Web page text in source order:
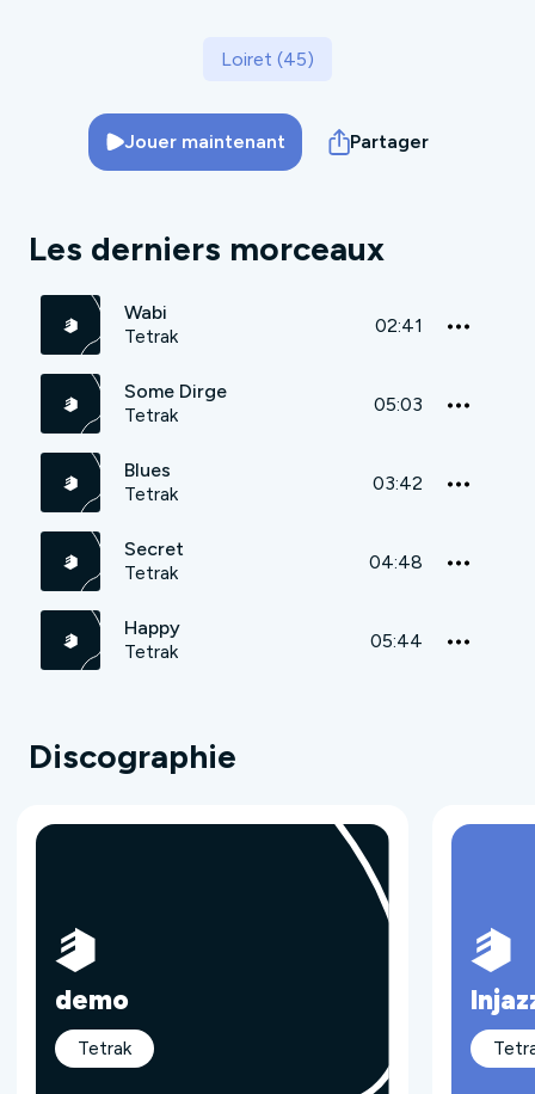
Loiret (45)
Jouer maintenant Partager
Les derniers morceaux
Wabi
Tetrak
02:41
Some Dirge
Tetrak
05:03
Blues
Tetrak
03:42
Secret
Tetrak
04:48
Happy
Tetrak
05:44
Discographie
demo
Tetrak